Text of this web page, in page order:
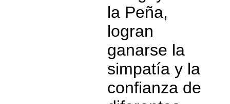
la Peña,
logran
ganarse la
simpatía y la
confianza de